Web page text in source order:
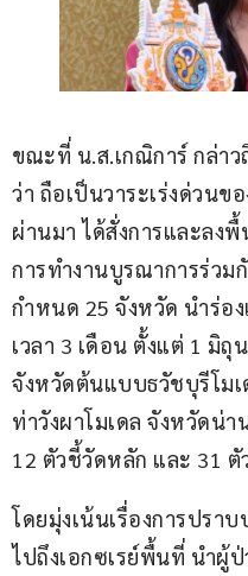
ขณะที่ น.ส.เกณิการ์​ กล่า
ว่า​ ถือเป็นวาระเร่งด่วนข
ผ่านมา ได้สั่งการและลง
การทำงานบูรณาการร่วม
กำหนด 25 จังหวัด นำร่อ
เวลา 3 เดือน ตั้งแต่ 1 มิ
จังหวัดต้นแบบธวัชบุรีโมเ
ท่าวังผาโมเดล​ จังหวัดน่
12 ตัวชี้วัดหลัก​ และ 31 ตั
โดยมุ่งเน้นเรื่องการปรา
ไปถึงเอกซเรย์พื้นที่ นำผู้